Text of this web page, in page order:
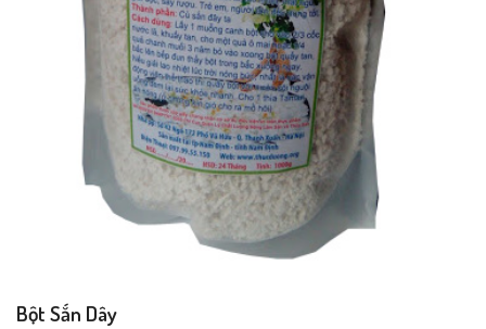
Bột Sắn Dây